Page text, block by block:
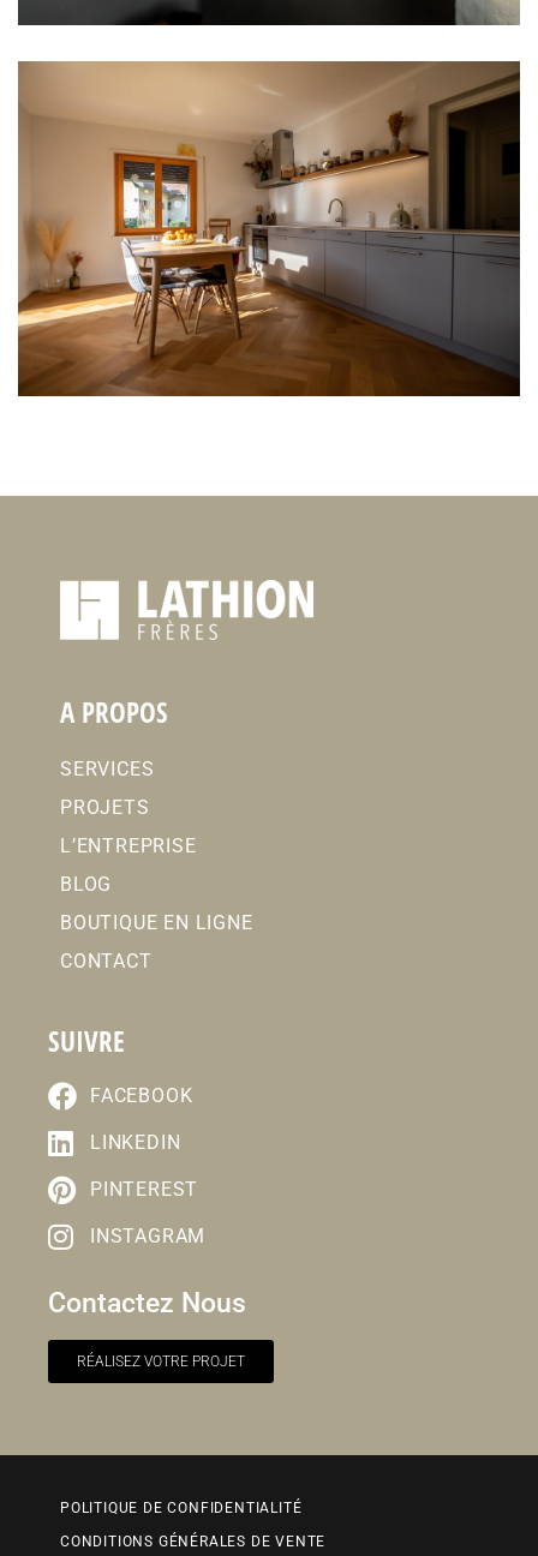
A PROPOS
SERVICES
PROJETS
L’ENTREPRISE
BLOG
BOUTIQUE EN LIGNE
CONTACT
SUIVRE
FACEBOOK
LINKEDIN
PINTEREST
INSTAGRAM
Contactez Nous
RÉALISEZ VOTRE PROJET
POLITIQUE DE CONFIDENTIALITÉ
CONDITIONS GÉNÉRALES DE VENTE